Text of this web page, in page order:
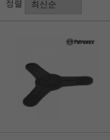
정렬